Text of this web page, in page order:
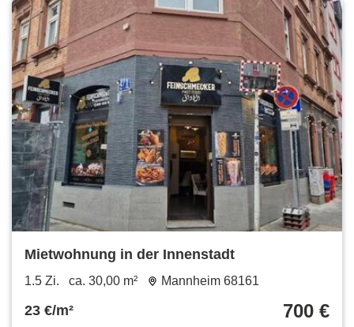
Mietwohnung in der Innenstadt
1.5 Zi. ca. 30,00 m² Mannheim 68161
23 €/m² 700 €